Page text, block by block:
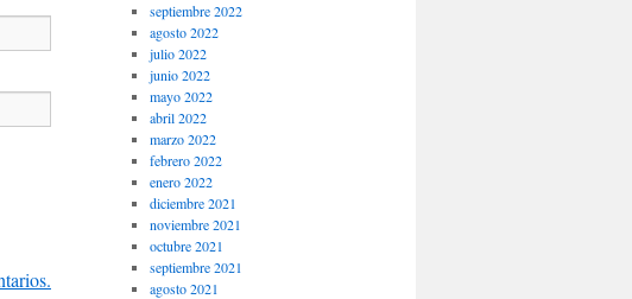
septiembre 2022
agosto 2022
julio 2022
junio 2022
mayo 2022
abril 2022
marzo 2022
febrero 2022
enero 2022
diciembre 2021
noviembre 2021
octubre 2021
septiembre 2021
agosto 2021